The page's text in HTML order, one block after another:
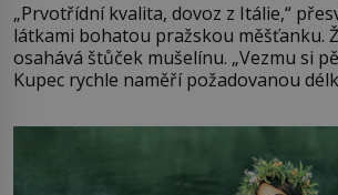
„Prvotřídní kvalita, dovoz z Itálie,“
látkami bohatou pražskou měšťanku.
osahává štůček mušelínu. „Vezmu si
Kupec rychle naměří požadovanou
milostpaní. Stačí jenom na sukni,“
množství růžového mušelínu. „Ošidili